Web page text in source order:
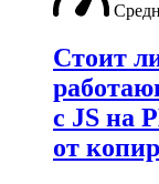
Стоит
с JS на
от